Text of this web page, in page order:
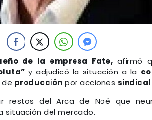
de la empresa Fate, afirmó
y adjudicó la situación a la
de producción por acciones
restos del Arca de Noé que
situación del mercado.